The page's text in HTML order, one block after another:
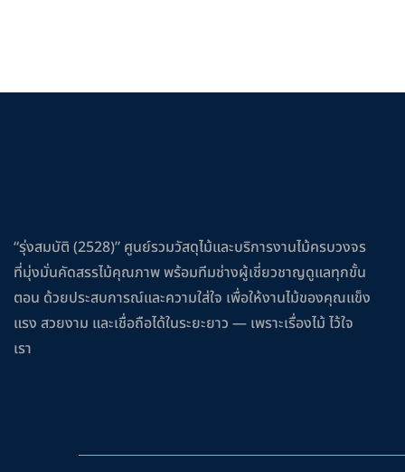
“รุ่งสมบัติ (2528)” ศูนย์รวมวัสดุไม้และบริการงานไม้ครบวงจร
ที่มุ่งมั่นคัดสรรไม้คุณภาพ พร้อมทีมช่างผู้เชี่ยวชาญดูแลทุกขั้น
ตอน ด้วยประสบการณ์และความใส่ใจ เพื่อให้งานไม้ของคุณแข็ง
แรง สวยงาม และเชื่อถือได้ในระยะยาว — เพราะเรื่องไม้ ไว้ใจ
เรา